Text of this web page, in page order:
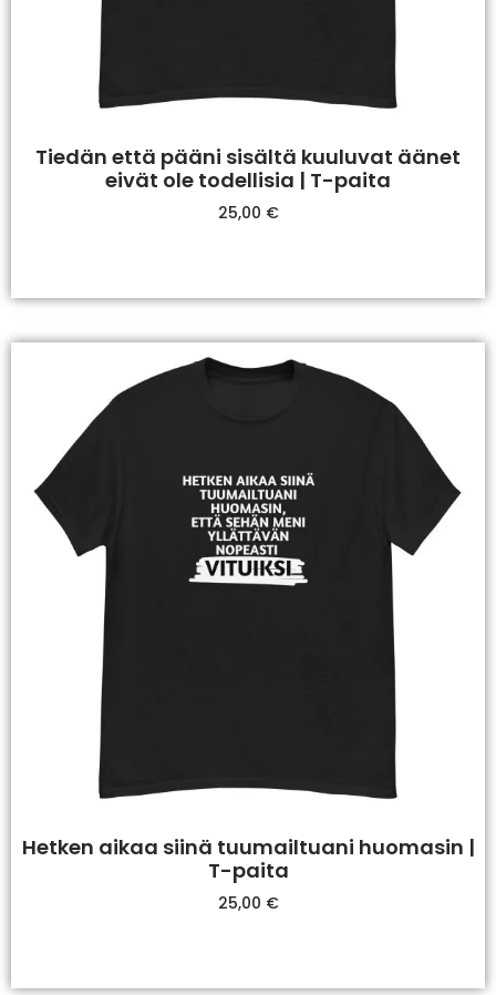
Tiedän että pääni sisältä kuuluvat äänet
eivät ole todellisia | T-paita
25,00 €
Hetken aikaa siinä tuumailtuani huomasin |
T-paita
25,00 €